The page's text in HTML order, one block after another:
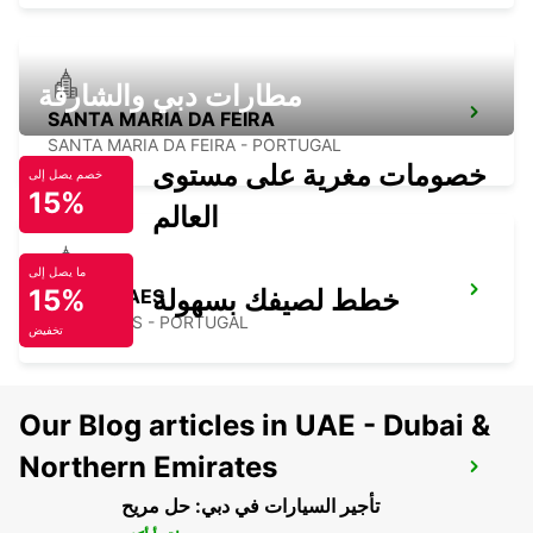
SANTA MARIA DA FEIRA
SANTA MARIA DA FEIRA - PORTUGAL
GUIMARAES
GUIMARAES - PORTUGAL
BRAGA
BRAGA - PORTUGAL
مطارات دبي والشارقة
خصم يصل إلى
15%
خصومات مغرية على مستوى
العالم
ما يصل إلى
15%
تخفيض
خطط لصيفك بسهولة
Our Blog articles in UAE - Dubai &
Northern Emirates
تأجير السيارات في دبي: حل مريح